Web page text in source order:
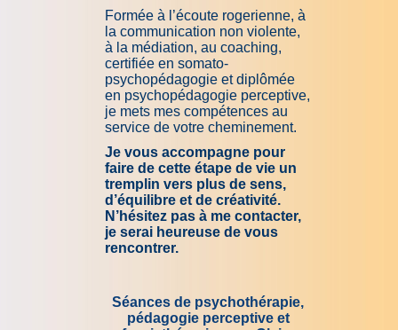
Formée à l’écoute rogerienne, à
la communication non violente,
à la médiation, au coaching,
certifiée en somato-
psychopédagogie et diplômée
en psychopédagogie perceptive,
je mets mes compétences au
service de votre cheminement.
Je vous accompagne pour
faire de cette étape de vie un
tremplin vers plus de sens,
d’équilibre et de créativité.
N’hésitez pas à me contacter,
je serai heureuse de vous
rencontrer.
Séances de psychothérapie,
pédagogie perceptive et